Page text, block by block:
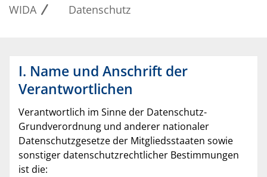
WIDA Datenschutz
I. Name und Anschrift der
Verantwortlichen
Verantwortlich im Sinne der Datenschutz-
Grundverordnung und anderer nationaler
Datenschutzgesetze der Mitgliedsstaaten sowie
sonstiger datenschutzrechtlicher Bestimmungen
ist die: